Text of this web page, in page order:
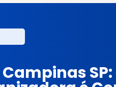
Campinas